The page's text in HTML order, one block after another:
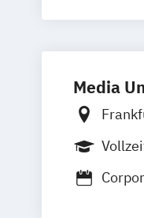
Media